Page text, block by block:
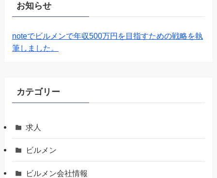
お知らせ
noteでビルメンで年収500万円を目指すための戦略を執
筆しました。
カテゴリー
求人
ビルメン
ビルメン会社情報